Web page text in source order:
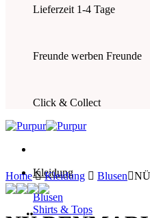
Lieferzeit 1-4 Tage
Freunde werben Freunde
Click & Collect
Kleidung
Blusen
Shirts & Tops
Home Kleidung Blusen